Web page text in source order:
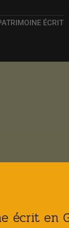
ÉCRIT
écrit en